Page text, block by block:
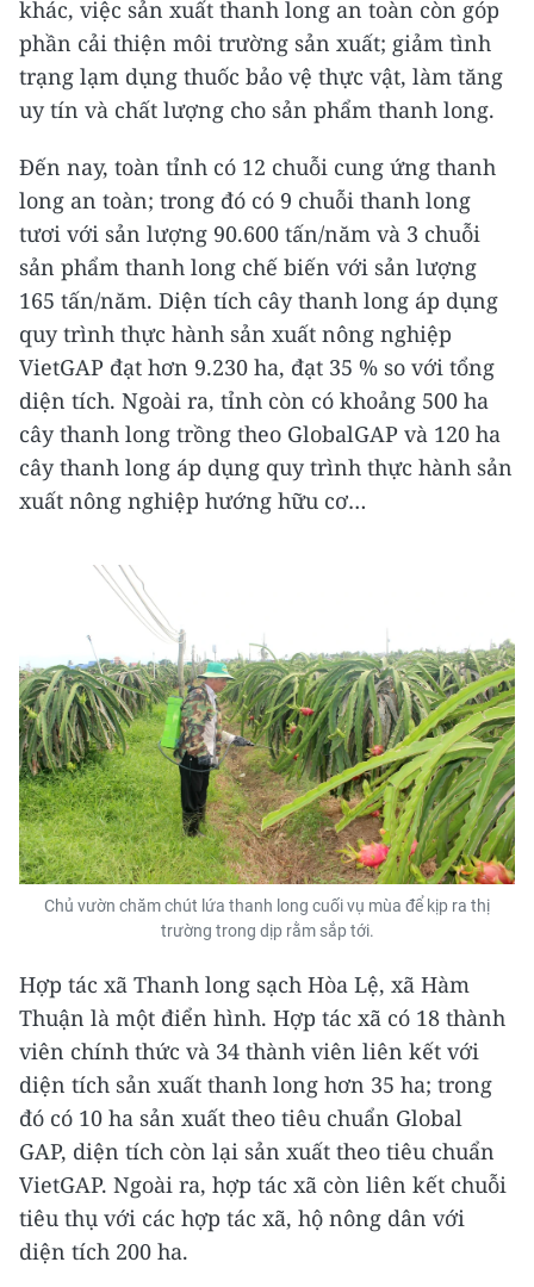
khác, việc sản xuất thanh long an toàn còn góp
phần cải thiện môi trường sản xuất; giảm tình
trạng lạm dụng thuốc bảo vệ thực vật, làm tăng
uy tín và chất lượng cho sản phẩm thanh long.
Đến nay, toàn tỉnh có 12 chuỗi cung ứng thanh
long an toàn; trong đó có 9 chuỗi thanh long
tươi với sản lượng 90.600 tấn/năm và 3 chuỗi
sản phẩm thanh long chế biến với sản lượng
165 tấn/năm. Diện tích cây thanh long áp dụng
quy trình thực hành sản xuất nông nghiệp
VietGAP đạt hơn 9.230 ha, đạt 35 % so với tổng
diện tích. Ngoài ra, tỉnh còn có khoảng 500 ha
cây thanh long trồng theo GlobalGAP và 120 ha
cây thanh long áp dụng quy trình thực hành sản
xuất nông nghiệp hướng hữu cơ…
Chủ vườn chăm chút lứa thanh long cuối vụ mùa để kịp ra thị
trường trong dịp rằm sắp tới.
Hợp tác xã Thanh long sạch Hòa Lệ, xã Hàm
Thuận là một điển hình. Hợp tác xã có 18 thành
viên chính thức và 34 thành viên liên kết với
diện tích sản xuất thanh long hơn 35 ha; trong
đó có 10 ha sản xuất theo tiêu chuẩn Global
GAP, diện tích còn lại sản xuất theo tiêu chuẩn
VietGAP. Ngoài ra, hợp tác xã còn liên kết chuỗi
tiêu thụ với các hợp tác xã, hộ nông dân với
diện tích 200 ha.